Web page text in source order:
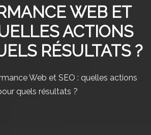
WEB ET
ACTIONS
RÉSULTATS ?
Web et SEO : quelles actions
quels résultats ?